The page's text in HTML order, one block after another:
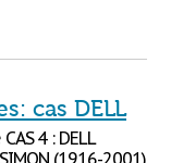
cas DELL
4 : DELL
(1916-2001)